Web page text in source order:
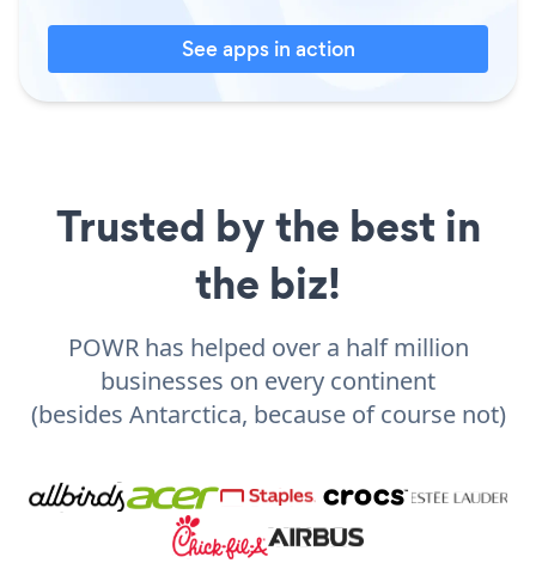
See apps in action
Trusted by the best in
the biz!
POWR has helped over a half million
businesses on every continent
(besides Antarctica, because of course not)